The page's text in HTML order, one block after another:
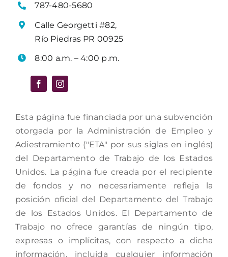
787-480-5680
Calle Georgetti #82,
Río Piedras PR 00925
8:00 a.m. – 4:00 p.m.
Esta página fue financiada por una subvención
otorgada por la Administración de Empleo y
Adiestramiento ("ETA" por sus siglas en inglés)
del Departamento de Trabajo de los Estados
Unidos. La página fue creada por el recipiente
de fondos y no necesariamente refleja la
posición oficial del Departamento del Trabajo
de los Estados Unidos. El Departamento de
Trabajo no ofrece garantías de ningún tipo,
expresas o implícitas, con respecto a dicha
información, incluida cualquier información